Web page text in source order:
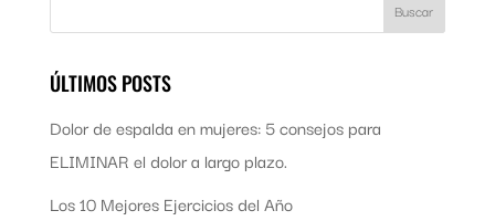
ÚLTIMOS POSTS
Dolor de espalda en mujeres: 5 consejos para
ELIMINAR el dolor a largo plazo.
Los 10 Mejores Ejercicios del Año